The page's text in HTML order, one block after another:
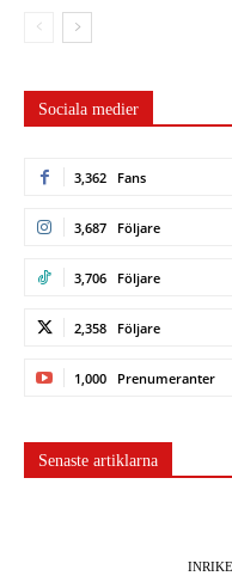
Sociala medier
3,362 Fans
3,687 Följare
3,706 Följare
2,358 Följare
1,000 Prenumeranter
Senaste artiklarna